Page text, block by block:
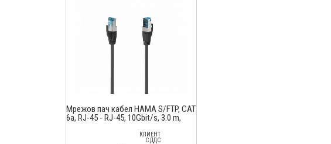
Мрежов пач кабел HAMA S/FTP, CAT
6a, RJ-45 - RJ-45, 10Gbit/s, 3.0 m,
КЛИЕНТ
С ДДС